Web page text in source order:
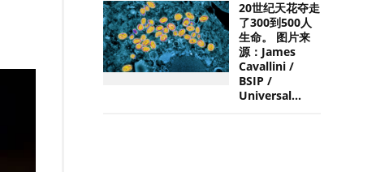
20世纪天花夺走
了300到500人
生命。 图片来
源：James
Cavallini /
BSIP /
Universal...